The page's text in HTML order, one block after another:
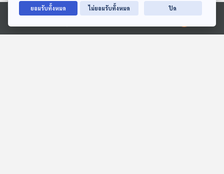
Ⓒ 2020 องค์การกระจายเสียงและแพร่ภาพสาธารณะแห่งประเทศไทย
ตอนที่เกี่ยวข้อง
ยอมรับทั้งหมด ไม่ยอมรับทั้งหมด ปิด